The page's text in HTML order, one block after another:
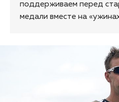
поддерживаем перед
медали вместе на